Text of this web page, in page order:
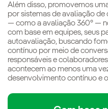
Além disso, promovemos
por sistemas de avaliação
— como a avaliação 360° —
com base em equipes, seus
autoavaliação, buscando
contínuo por meio de
responsáveis e
acontecem ao menos uma
desenvolvimento contínuo e